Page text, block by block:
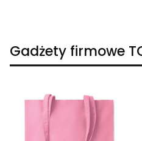
Gadżety firmowe